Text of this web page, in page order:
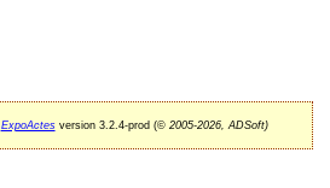
ExpoActesversion 3.2.4-prod (©2005-2026, ADSoft)